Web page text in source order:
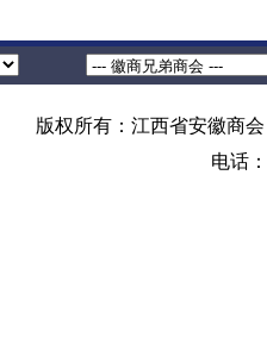
版权所有：江西省安徽商
电话